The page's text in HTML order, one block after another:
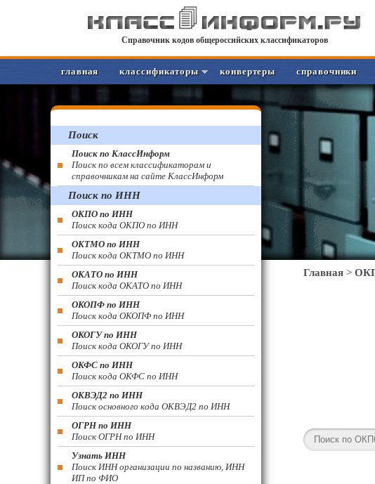
Справочник кодов общероссийских классификаторов
главная классификаторы конвертеры справочники
Главная >
Поиск
Поиск по КлассИнформ
Поиск по всем классификаторам и
справочникам на сайте КлассИнформ
Поиск по ИНН
ОКПО по ИНН
Поиск кода ОКПО по ИНН
ОКТМО по ИНН
Поиск кода ОКТМО по ИНН
ОКАТО по ИНН
Поиск кода ОКАТО по ИНН
ОКОПФ по ИНН
Поиск кода ОКОПФ по ИНН
ОКОГУ по ИНН
Поиск кода ОКОГУ по ИНН
ОКФС по ИНН
Поиск кода ОКФС по ИНН
ОКВЭД2 по ИНН
Поиск основного кода ОКВЭД2 по ИНН
ОГРН по ИНН
Поиск ОГРН по ИНН
Узнать ИНН
Поиск ИНН организации по названию, ИНН
ИП по ФИО